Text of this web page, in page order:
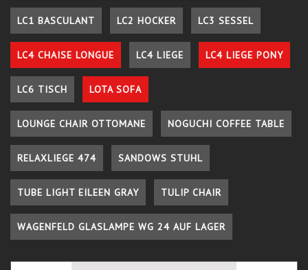
LC1 BASCULANT LC2 HOCKER LC3 SESSEL
LC4 CHAISE LONGUE LC4 LIEGE LC4 LIEGE PONY
LC6 TISCH LOTA SOFA
LOUNGE CHAIR OTTOMANE NOGUCHI COFFEE TABLE
RELAXLIEGE 474 SANDOWS STUHL
TUBE LIGHT EILEEN GRAY TULIP CHAIR
WAGENFELD GLASLAMPE WG 24 AUF LAGER